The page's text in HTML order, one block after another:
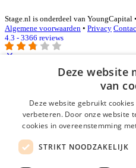
Stage.nl is onderdeel van YoungCapital
Algemene voorwaarden • Privacy
4.3 - 3366 reviews
Inloggen als bedrijf
E-mail*
Wachtwoord
login gegevens onthouden
Deze website
van
Deze website gebruikt
verbeteren. Door onze website
cookies in overeenstemming
STRIKT NOODZAKELIJK